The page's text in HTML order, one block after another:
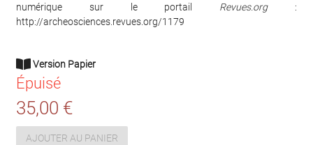
numérique sur le portail Revues.org:
http://archeosciences.revues.org/1179
Version Papier
Épuisé
35,00 €
AJOUTER AU PANIER